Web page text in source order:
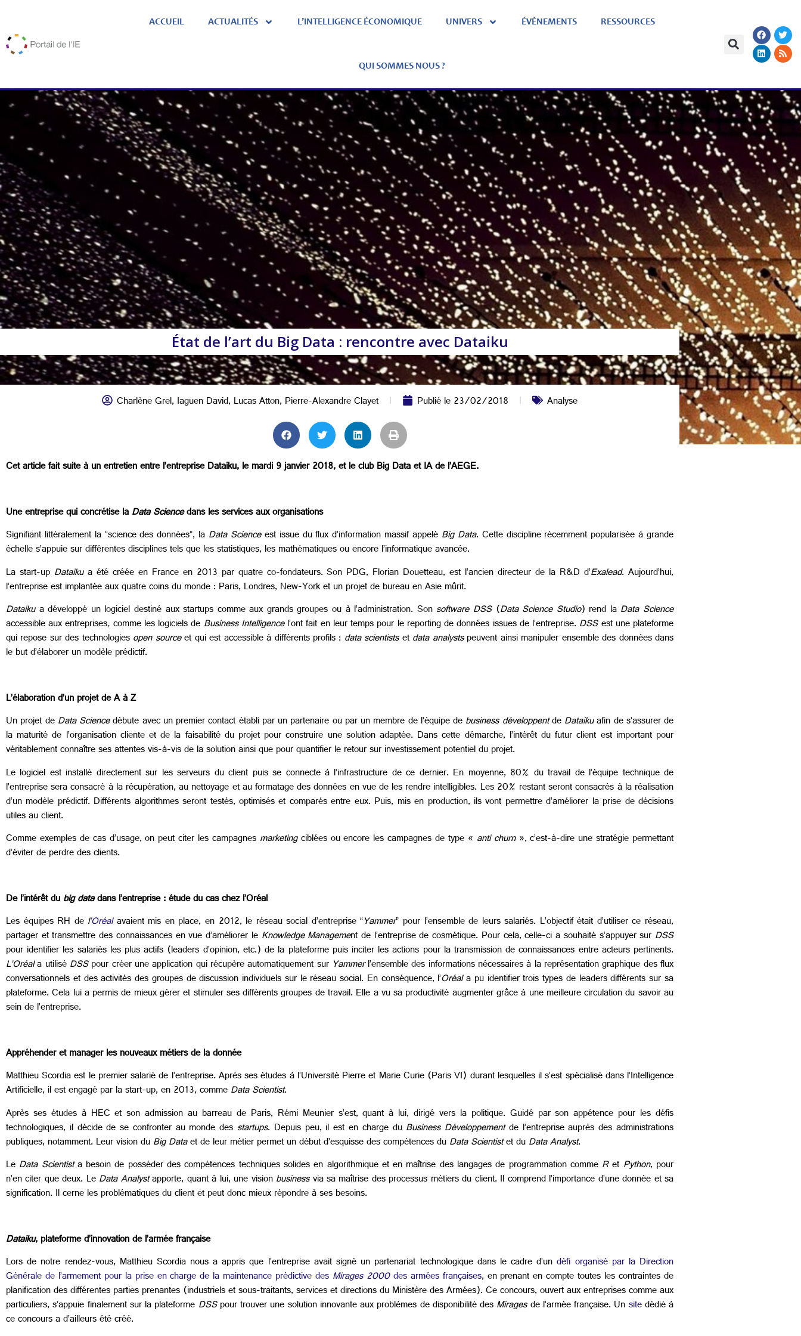
ACCUEIL ACTUALITÉS L’INTELLIGENCE ÉCONOMIQUE UNIVERS ÉVÈNEMENTS RESSOURCES
QUI SOMMES NOUS ?
État de l’art du Big Data : rencontre avec Dataiku
Charlène Grel,Iaguen David,Lucas Atton,Pierre-Alexandre Clayet Publié le23/02/2018 Analyse
Cet article fait suite à un entretien entre l’entreprise Dataiku, le mardi 9 janvier 2018, et le club Big Data et IA de l’AEGE.
Une entreprise qui concrétise laData Sciencedans les services aux organisations
Signifiant littéralement la “science des données”, la Data Scienceest issue du flux d’information massif appelé Big Data. Cette discipline récemment popularisée à grande
échelle s’appuie sur différentes disciplines tels que les statistiques, les mathématiques ou encore l’informatique avancée.
La start-up Dataikua été créée en France en 2013 par quatre co-fondateurs. Son PDG, Florian Douetteau, est l’ancien directeur de la R&D d’Exalead. Aujourd’hui,
l’entreprise est implantée aux quatre coins du monde : Paris, Londres, New-York et un projet de bureau en Asie mûrit.
Dataikua développé un logiciel destiné aux startups comme aux grands groupes ou à l’administration. Son software DSS(Data Science Studio) rend la Data Science
accessible aux entreprises,comme les logiciels de Business Intelligencel’ont fait en leur temps pour le reporting de données issues de l’entreprise.DSSest une plateforme
qui repose sur des technologiesopen sourceet qui est accessible à différents profils : data scientistsetdata analystspeuvent ainsi manipuler ensemble des données dans
le but d’élaborer un modèle prédictif.
L’élaboration d’un projet de A à Z
Un projet deData Sciencedébute avec un premier contact établi par un partenaire ou par un membre de l’équipe debusiness développentdeDataikuafin de s’assurer de
la maturité de l’organisation cliente et de la faisabilité du projet pour construire une solution adaptée. Dans cette démarche, l’intérêt du futur client est important pour
véritablement connaître ses attentes vis-à-vis de la solution ainsi que pour quantifier le retour sur investissement potentiel du projet.
Le logiciel est installé directement sur les serveurs du client puis se connecte à l’infrastructure de ce dernier. En moyenne, 80% du travail de l’équipe technique de
l’entreprise sera consacré à la récupération, au nettoyage et au formatage des données en vue de les rendre intelligibles. Les 20% restant seront consacrés à la réalisation
d’un modèle prédictif. Différents algorithmes seront testés, optimisés et comparés entre eux. Puis, mis en production, ils vont permettre d’améliorer la prise de décisions
utiles au client.
Comme exemples de cas d’usage, on peut citer les campagnes marketingciblées ou encore les campagnes de type « anti churn», c’est-à-dire une stratégie permettant
d’éviter de perdre des clients.
De l’intérêt dubig datadans l’entreprise : étude du cas chez l’Oréal
Les équipes RH de l’Oréalavaient mis en place, en 2012, le réseau social d’entreprise “Yammer” pour l’ensemble de leurs salariés. L’objectif était d’utiliser ce réseau,
partager et transmettre des connaissances en vue d’améliorer le Knowledge Management de l’entreprise de cosmétique. Pour cela, celle-ci a souhaité s’appuyer sur DSS
pour identifier les salariés les plus actifs (leaders d’opinion, etc.) de la plateforme puis inciter les actions pour la transmission de connaissances entre acteurs pertinents.
L’Oréala utiliséDSSpour créer une application qui récupère automatiquement sur Yammerl’ensemble des informations nécessaires à la représentation graphique des flux
conversationnels et des activités des groupes de discussion individuels sur le réseau social. En conséquence, l’Oréala pu identifier trois types de leaders différents sur sa
plateforme. Cela lui a permis de mieux gérer et stimuler ses différents groupes de travail. Elle a vu sa productivité augmenter grâce à une meilleure circulation du savoir au
sein de l’entreprise.
Appréhender et manager les nouveaux métiers de la donnée
Matthieu Scordia est le premier salarié de l’entreprise. Après ses études à l’Université Pierre et Marie Curie (Paris VI) durant lesquelles il s’est spécialisé dans l’Intelligence
Artificielle, il est engagé par la start-up, en 2013, commeData Scientist.
Après ses études à HEC et son admission au barreau de Paris, Rémi Meunier s’est, quant à lui, dirigé vers la politique. Guidé par son appétence pour les défis
technologiques, il décide de se confronter au monde des startups. Depuis peu, il est en charge du Business Développementde l’entreprise auprès des administrations
publiques, notamment. Leur vision duBig Dataet de leur métier permet un début d’esquisse des compétences duData Scientistet duData Analyst.
Le Data Scientista besoin de posséder des compétences techniques solides en algorithmique et en maîtrise des langages de programmation comme Ret Python, pour
n’en citer que deux. LeData Analystapporte, quant à lui, une visionbusinessvia sa maîtrise des processus métiers du client. Il comprend l’importance d’une donnée et sa
signification. Il cerne les problématiques du client et peut donc mieux répondre à ses besoins.
Dataiku, plateforme d’innovation de l’armée française
Lors de notre rendez-vous, Matthieu Scordia nous a appris que l’entreprise avait signé un partenariat technologique dans le cadre d’undéfi organisé par la Direction
Générale de l’armement pour la prise en charge de la maintenance prédictive des Mirages 2000des armées françaises, en prenant en compte toutes les contraintes de
planification des différentes parties prenantes (industriels et sous-traitants, services et directions du Ministère des Armées). Ce concours, ouvert aux entreprises comme aux
particuliers, s’appuie finalement sur la plateforme DSSpour trouver une solution innovante aux problèmes de disponibilité desMiragesde l’armée française. Unsitedédié à
ce concours a d’ailleurs été créé.